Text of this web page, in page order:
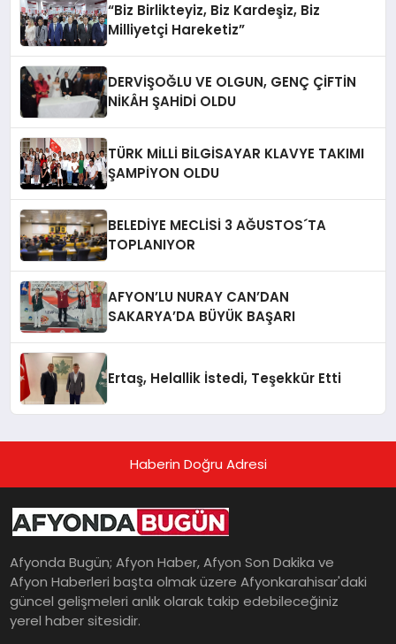
“Biz Birlikteyiz, Biz Kardeşiz, Biz
Milliyetçi Hareketiz”
DERVİŞOĞLU VE OLGUN, GENÇ ÇİFTİN
NİKÂH ŞAHİDİ OLDU
TÜRK MİLLİ BİLGİSAYAR KLAVYE TAKIMI
ŞAMPİYON OLDU
BELEDİYE MECLİSİ 3 AĞUSTOS´TA
TOPLANIYOR
AFYON’LU NURAY CAN’DAN
SAKARYA’DA BÜYÜK BAŞARI
Ertaş, Helallik İstedi, Teşekkür Etti
Haberin Doğru Adresi
Afyonda Bugün; Afyon Haber, Afyon Son Dakika ve
Afyon Haberleri başta olmak üzere Afyonkarahisar'daki
güncel gelişmeleri anlık olarak takip edebileceğiniz
yerel haber sitesidir.